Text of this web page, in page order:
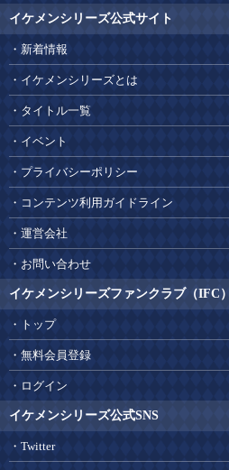
イケメンシリーズ公式サイト
新着情報
イケメンシリーズとは
タイトル一覧
イベント
プライバシーポリシー
コンテンツ利用ガイドライン
運営会社
お問い合わせ
イケメンシリーズファンクラブ（IFC）
トップ
無料会員登録
ログイン
イケメンシリーズ公式SNS
Twitter